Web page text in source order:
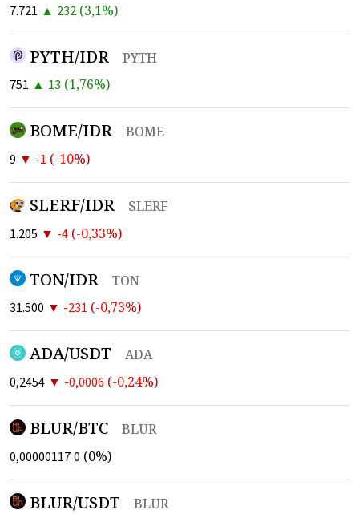
7.721 ▲ 232 (3,1%)
PYTH/IDR
PYTH
751 ▲ 13 (1,76%)
BOME/IDR
BOME
9 ▼ -1 (-10%)
SLERF/IDR
SLERF
1.205 ▼ -4 (-0,33%)
TON/IDR
TON
31.500 ▼ -231 (-0,73%)
ADA/USDT
ADA
0,2454 ▼ -0,0006 (-0,24%)
BLUR/BTC
BLUR
0,000001170 (0%)
BLUR/USDT
BLUR